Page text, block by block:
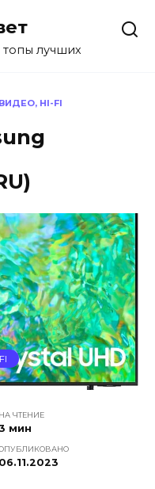
лучших
HI-FI
НА ЧТЕНИЕ
мин
06.11.2023